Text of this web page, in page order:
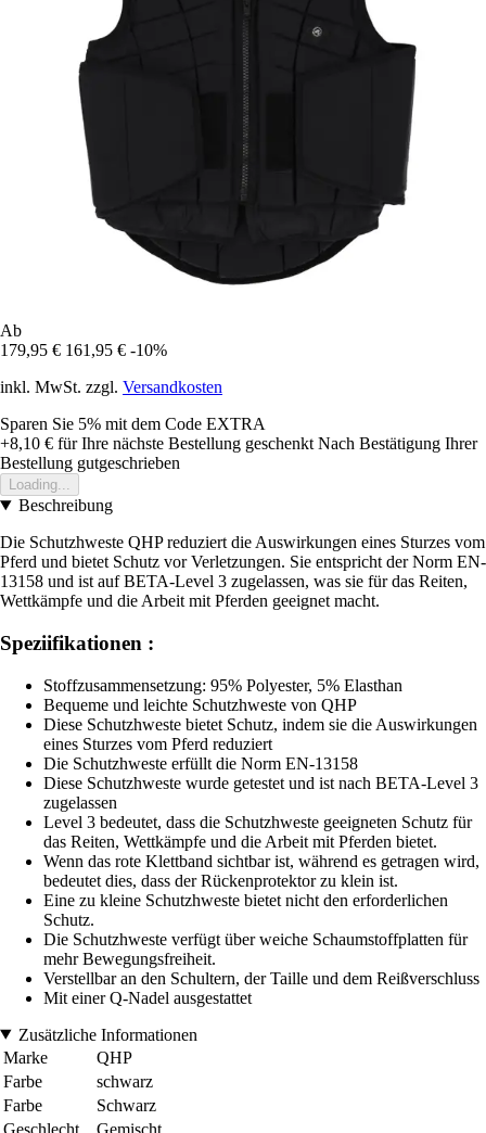
Ab
179,95 € 161,95 € -10%
inkl. MwSt. zzgl. Versandkosten
Sparen Sie 5% mit dem Code EXTRA
+8,10 € für Ihre nächste Bestellung geschenkt Nach Bestätigung Ihrer
Bestellung gutgeschrieben
Loading...
Beschreibung
Die Schutzhweste QHP reduziert die Auswirkungen eines Sturzes vom
Pferd und bietet Schutz vor Verletzungen. Sie entspricht der Norm EN-
13158 und ist auf BETA-Level 3 zugelassen, was sie für das Reiten,
Wettkämpfe und die Arbeit mit Pferden geeignet macht.
Speziifikationen :
Stoffzusammensetzung: 95% Polyester, 5% Elasthan
Bequeme und leichte Schutzhweste von QHP
Diese Schutzhweste bietet Schutz, indem sie die Auswirkungen
eines Sturzes vom Pferd reduziert
Die Schutzhweste erfüllt die Norm EN-13158
Diese Schutzhweste wurde getestet und ist nach BETA-Level 3
zugelassen
Level 3 bedeutet, dass die Schutzhweste geeigneten Schutz für
das Reiten, Wettkämpfe und die Arbeit mit Pferden bietet.
Wenn das rote Klettband sichtbar ist, während es getragen wird,
bedeutet dies, dass der Rückenprotektor zu klein ist.
Eine zu kleine Schutzhweste bietet nicht den erforderlichen
Schutz.
Die Schutzhweste verfügt über weiche Schaumstoffplatten für
mehr Bewegungsfreiheit.
Verstellbar an den Schultern, der Taille und dem Reißverschluss
Mit einer Q-Nadel ausgestattet
Zusätzliche Informationen
Marke
QHP
Farbe
schwarz
Farbe
Schwarz
Geschlecht
Gemischt